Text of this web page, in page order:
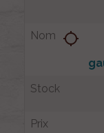
location_searching